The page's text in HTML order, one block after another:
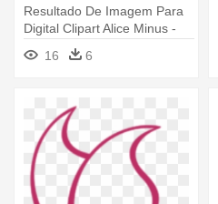
Resultado De Imagem Para
Digital Clipart Alice Minus -
Desenho Rainha De Copas
16 6